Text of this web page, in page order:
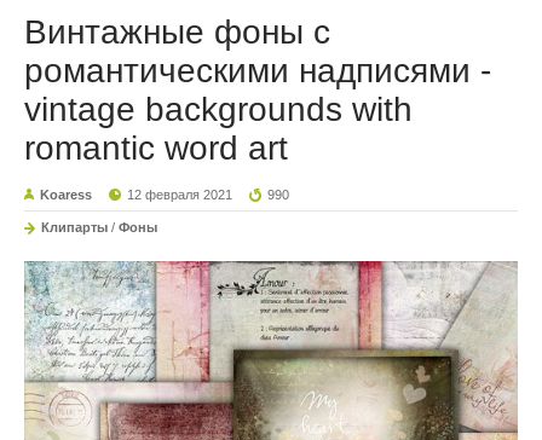
Винтажные фоны с
романтическими надписями -
vintage backgrounds with
romantic word art
Koaress 12 февраля 2021 990
Клипарты / Фоны